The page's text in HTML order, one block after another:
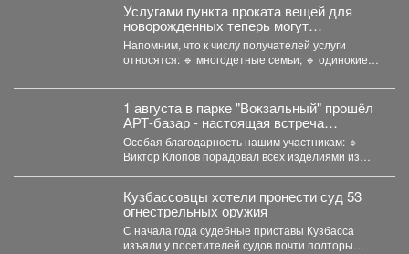
Услугами пункта проката вещей для
новорожденных теперь могут
воспользоваться молодые родители в
возрасте до 35 лет включительно.
Напомним, что к числу получателей услуги
относятся: 🔹 многодетные семьи; 🔹 одинокие
1 августа в парке "Вокзальный" прошёл
АРТ-базар - настоящая встреча
рукоделия, вдохновения и уникальных
вещей.
Особая благодарность нашим участникам: 🔹
Виктор Клопов порадовал всех изделиями из
Кузбассовцы хотели пронести суд 53
огнестрельных оружия
С начала года судебные приставы Кузбасса
изъяли у посетителей судов почти полторы